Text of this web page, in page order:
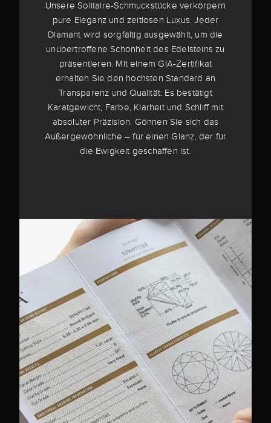
Unsere Solitaire-Schmuckstücke verkörpern
pure Eleganz und zeitlosen Luxus. Jeder
Diamant wird sorgfältig ausgewählt, um die
unübertroffene Schönheit des Edelsteins zu
präsentieren. Mit einem GIA-Zertifikat
erhalten Sie den höchsten Standard an
Transparenz und Qualität: Es bestätigt
Karatgewicht, Farbe, Klarheit und Schliff mit
absoluter Präzision. Gönnen Sie sich das
Außergewöhnliche – für einen Glanz, der für
die Ewigkeit geschaffen ist.